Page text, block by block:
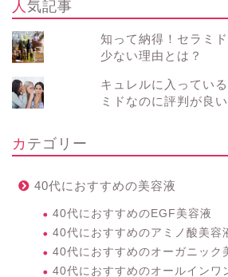
人気記事
知って納得！セラミ
少ない理由とは？
キュレルに入ってい
ミドなのに評判が良
カテゴリー
40代におすすめの美容液
40代におすすめのEGF美容液
40代におすすめのアミノ酸美容
40代におすすめのオーガニック
40代におすすめのオールインワ